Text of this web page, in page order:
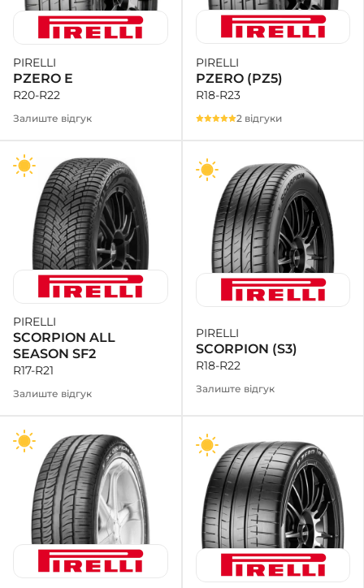
PIRELLI
PZERO E
R20-R22
Залиште відгук
PIRELLI
PZERO (PZ5)
R18-R23
2 відгуки
PIRELLI
SCORPION ALL
SEASON SF2
R17-R21
Залиште відгук
PIRELLI
SCORPION (S3)
R18-R22
Залиште відгук